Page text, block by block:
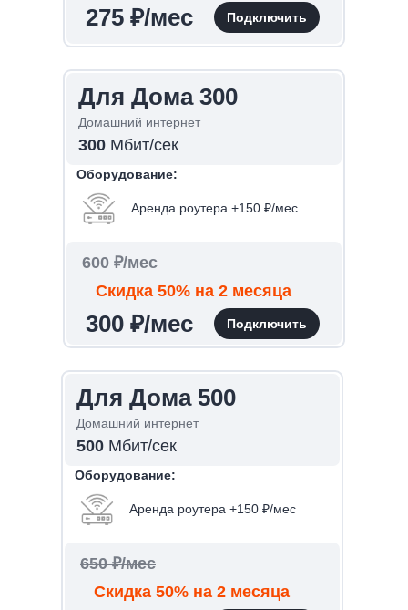
Подключить
275 ₽/мес
Для Дома 300
Домашний интернет
300 Мбит/сек
Подключить
300 ₽/мес
Аренда роутера +150 ₽/мес
Оборудование:
Скидка 50% на 2 месяца
600 ₽/мес
Для Дома 500
Домашний интернет
500 Мбит/сек
Аренда роутера +150 ₽/мес
Оборудование:
Скидка 50% на 2 месяца
650 ₽/мес